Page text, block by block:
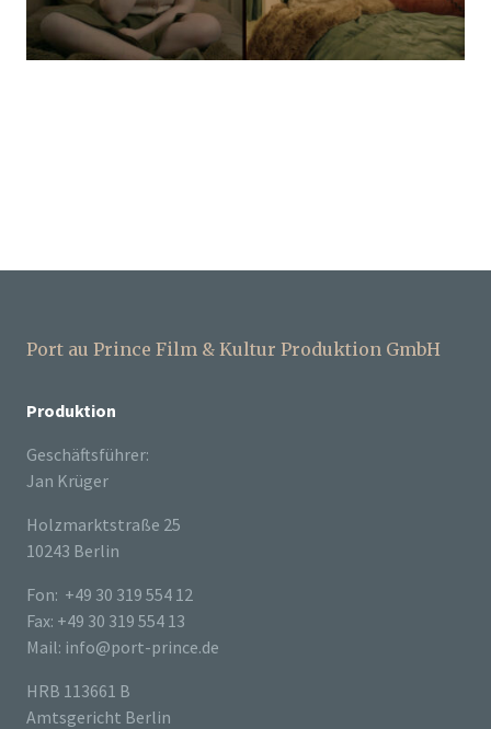
Port au Prince Film & Kultur Produktion GmbH
Produktion
Geschäftsführer:
Jan Krüger
Holzmarktstraße 25
10243 Berlin
Fon: +49 30 319 554 12
Fax: +49 30 319 554 13
Mail: info@port-prince.de
HRB 113661 B
Amtsgericht Berlin